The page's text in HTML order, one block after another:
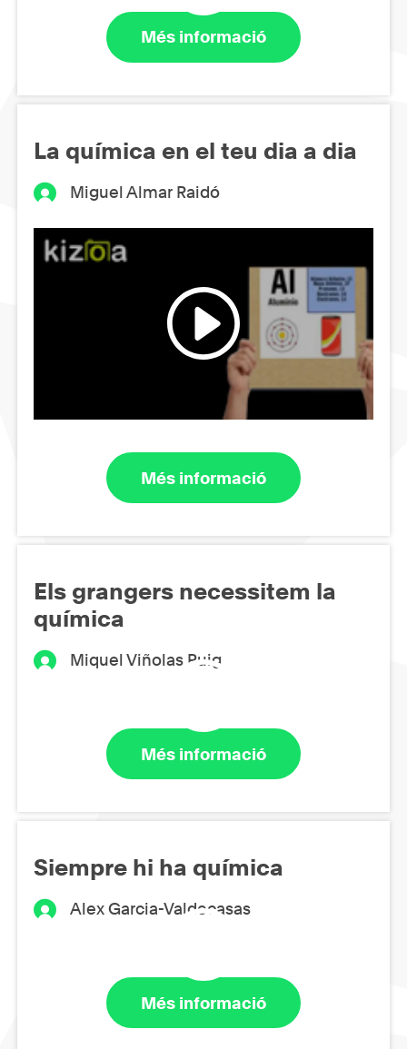
Més informació
La química en el teu dia a dia
Miguel Almar Raidó
Més informació
Els grangers necessitem la
química
Miquel Viñolas Puig
Més informació
Siempre hi ha química
Alex Garcia-Valdecasas
Més informació